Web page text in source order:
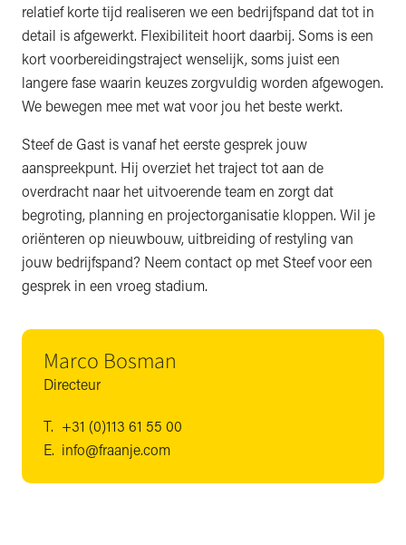
relatief korte tijd realiseren we een bedrijfspand dat tot in
detail is afgewerkt. Flexibiliteit hoort daarbij. Soms is een
kort voorbereidingstraject wenselijk, soms juist een
langere fase waarin keuzes zorgvuldig worden afgewogen.
We bewegen mee met wat voor jou het beste werkt.
Steef de Gast is vanaf het eerste gesprek jouw
aanspreekpunt. Hij overziet het traject tot aan de
overdracht naar het uitvoerende team en zorgt dat
begroting, planning en projectorganisatie kloppen. Wil je
oriënteren op nieuwbouw, uitbreiding of restyling van
jouw bedrijfspand? Neem contact op met Steef voor een
gesprek in een vroeg stadium.
Marco Bosman
Directeur
T. +31 (0)113 61 55 00
E. info@fraanje.com